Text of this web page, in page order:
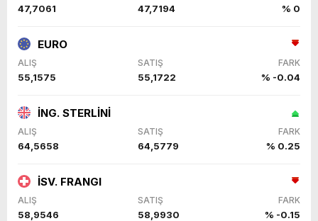
47,7061 47,7194 % 0
EURO
ALIŞ SATIŞ FARK
55,1575 55,1722 % -0.04
İNG. STERLİNİ
ALIŞ SATIŞ FARK
64,5658 64,5779 % 0.25
İSV. FRANGI
ALIŞ SATIŞ FARK
58,9546 58,9930 % -0.15